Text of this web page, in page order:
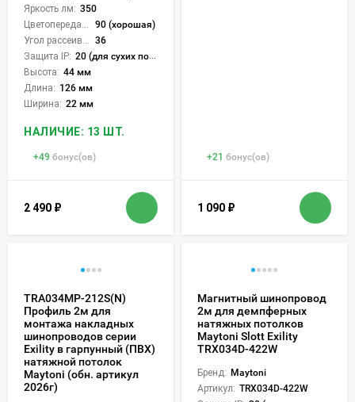
Яркость лм: 350
Цветопередача (CRI):
90 (хорошая)
Угол рассеивания света °: 36
Защита IP: 20 (для сухих пом.)
Высота: 44 мм
Длина: 126 мм
Ширина: 22 мм
НАЛИЧИЕ: 13 ШТ.
+49 бонус(ов)
2 490 ₽
+21 бонус(ов)
1 090 ₽
TRA034MP-212S(N)
Профиль 2м для
монтажа накладных
шинопроводов серии
Exility в гарпунный (ПВХ)
натяжной потолок
Maytoni (обн. артикул
2026г)
Магнитный шинопровод
2м для демпферных
натяжных потолков
Maytoni Slott Exility
TRX034D-422W
Бренд: Maytoni
Артикул: TRX034D-422W